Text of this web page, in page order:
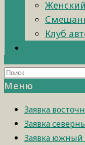
Клуб
Меню
Заявка
Заявка
Заявка южный